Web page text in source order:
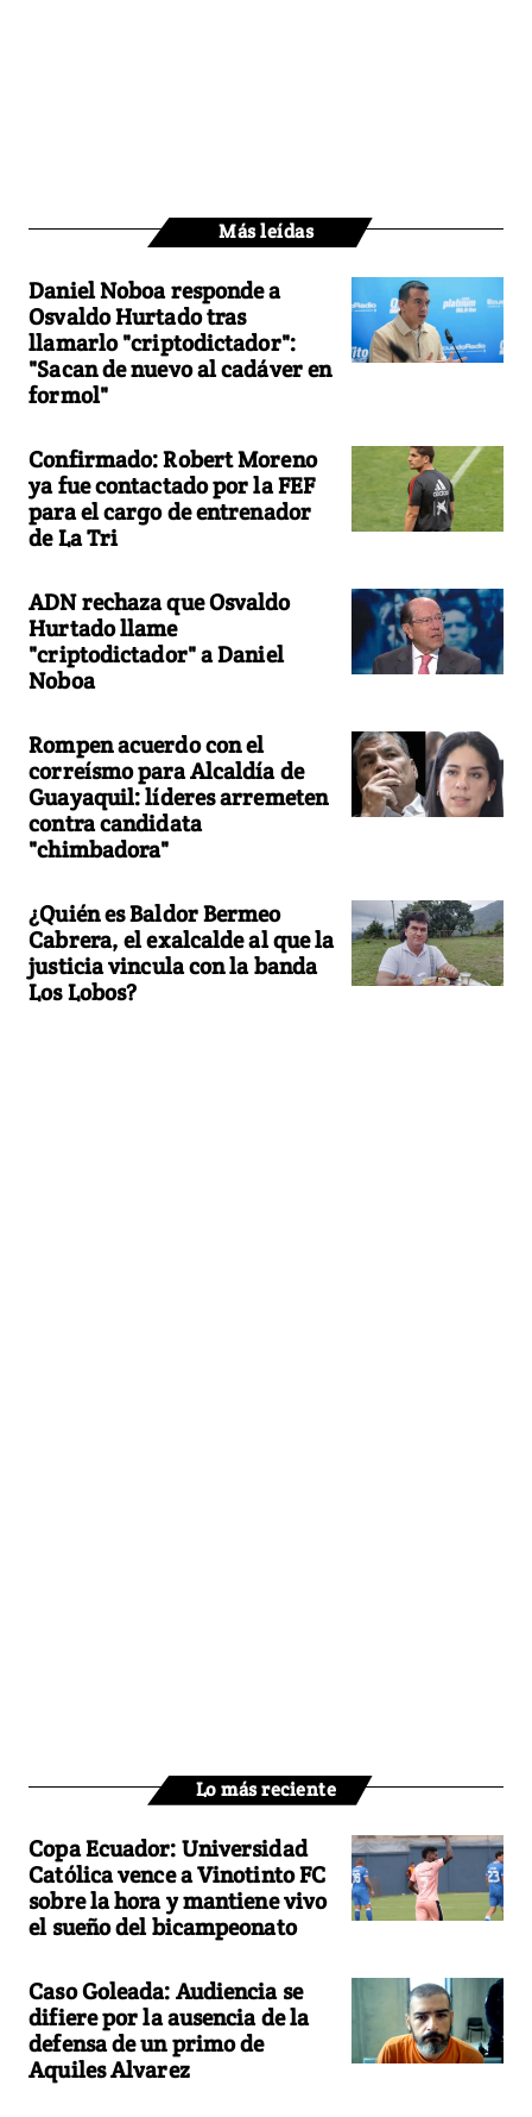
Más leídas
Daniel Noboa responde a
Osvaldo Hurtado tras
llamarlo "criptodictador":
"Sacan de nuevo al cadáver en
formol"
Confirmado: Robert Moreno
ya fue contactado por la FEF
para el cargo de entrenador
de La Tri
ADN rechaza que Osvaldo
Hurtado llame
"criptodictador" a Daniel
Noboa
Rompen acuerdo con el
correísmo para Alcaldía de
Guayaquil: líderes arremeten
contra candidata
"chimbadora"
¿Quién es Baldor Bermeo
Cabrera, el exalcalde al que la
justicia vincula con la banda
Los Lobos?
Lo más reciente
Copa Ecuador: Universidad
Católica vence a Vinotinto FC
sobre la hora y mantiene vivo
el sueño del bicampeonato
Caso Goleada: Audiencia se
difiere por la ausencia de la
defensa de un primo de
Aquiles Alvarez